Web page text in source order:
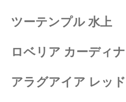
ツーテンプル 水上
ロベリア カーディ
アラグアイア レッ